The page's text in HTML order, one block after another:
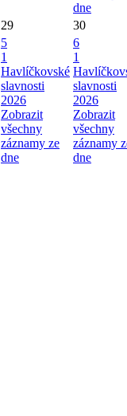
dne
29 30
5
1
Havlíčkovské
slavnosti
2026
Zobrazit
všechny
záznamy ze
dne
6
1
slavnosti
2026
Zobrazit
všechny
záznamy
dne